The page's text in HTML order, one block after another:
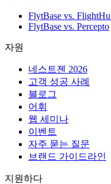
FlytBase vs.
FlytBase vs. Percepto
자원
네스트젠 2026
고객 성공 사례
블로그
어휘
웹 세미나
이벤트
자주 묻는 질문
브랜드 가이드라인
지원하다